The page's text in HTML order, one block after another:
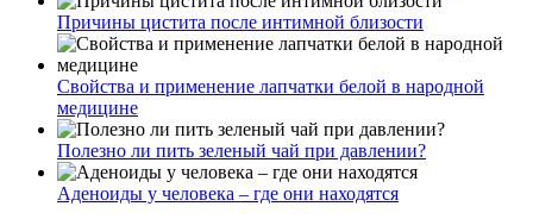
Причины цистита после интимной близости
Свойства и применение лапчатки белой в народной
медицине
Полезно ли пить зеленый чай при давлении?
Аденоиды у человека – где они находятся